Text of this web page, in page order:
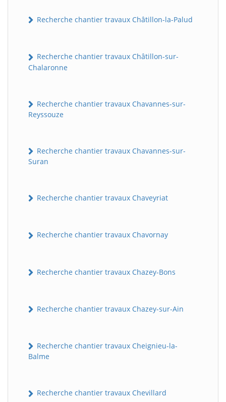
Recherche chantier travaux Châtillon-la-Palud
Recherche chantier travaux Châtillon-sur-
Chalaronne
Recherche chantier travaux Chavannes-sur-
Reyssouze
Recherche chantier travaux Chavannes-sur-
Suran
Recherche chantier travaux Chaveyriat
Recherche chantier travaux Chavornay
Recherche chantier travaux Chazey-Bons
Recherche chantier travaux Chazey-sur-Ain
Recherche chantier travaux Cheignieu-la-
Balme
Recherche chantier travaux Chevillard